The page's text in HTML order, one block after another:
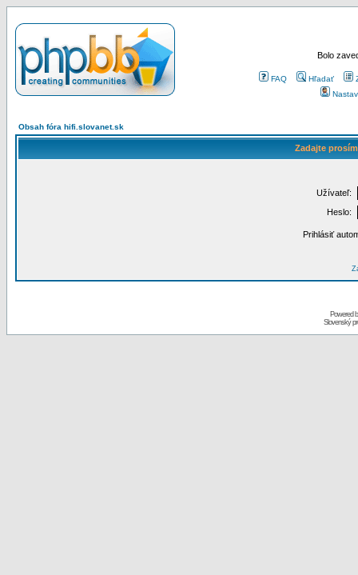
Bolo
FAQ Hľadať
Obsah fóra hifi.slovanet.sk
Zadajte
Užívateľ:
Heslo:
Prihlásiť
Powered
Slovenský